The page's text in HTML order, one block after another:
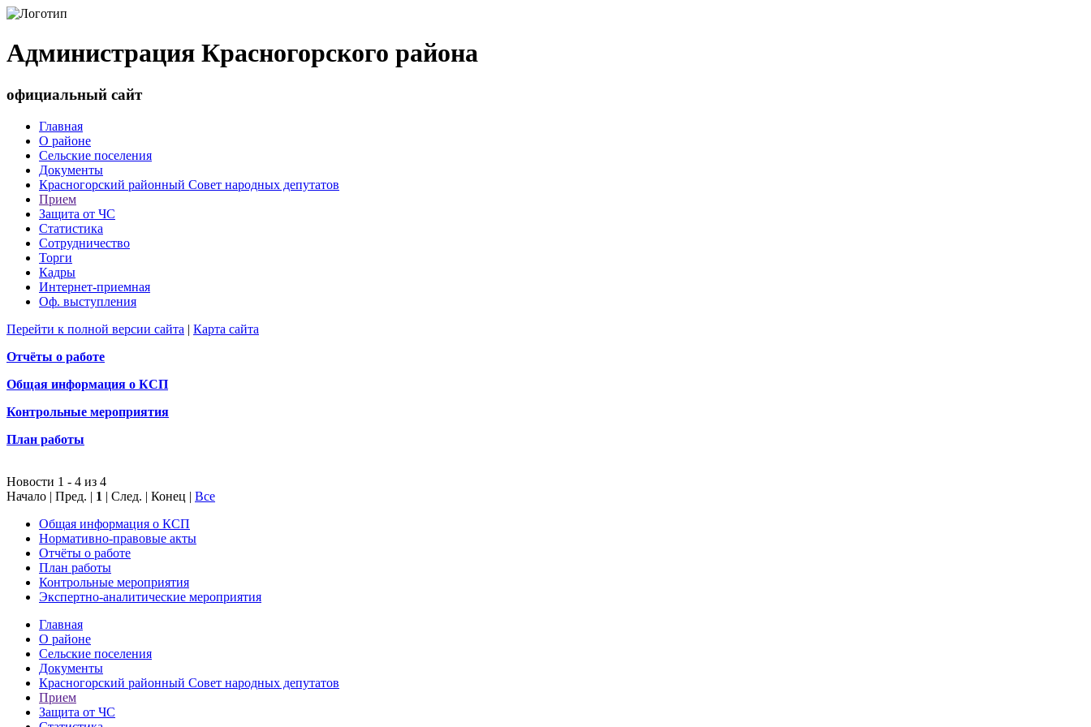
Администрация Красногорского района
официальный сайт
Главная
О районе
Сельские поселения
Документы
Красногорский районный Совет народных депутатов
Прием
Защита от ЧС
Статистика
Сотрудничество
Торги
Кадры
Интернет-приемная
Оф. выступления
Перейти к полной версии сайта | Карта сайта
Отчёты о работе
Общая информация о КСП
Контрольные мероприятия
План работы
Новости 1 - 4 из 4
Начало | Пред. | 1 | След. | Конец | Все
Общая информация о КСП
Нормативно-правовые акты
Отчёты о работе
План работы
Контрольные мероприятия
Экспертно-аналитические мероприятия
Главная
О районе
Сельские поселения
Документы
Красногорский районный Совет народных депутатов
Прием
Защита от ЧС